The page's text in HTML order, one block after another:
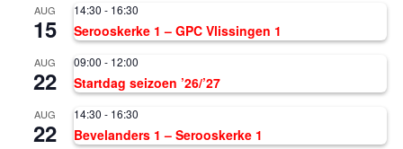
AUG
15
14:30 - 16:30
Serooskerke 1 – GPC Vlissingen 1
AUG
22
09:00 - 12:00
Startdag seizoen ’26/’27
AUG
22
14:30 - 16:30
Bevelanders 1 – Serooskerke 1